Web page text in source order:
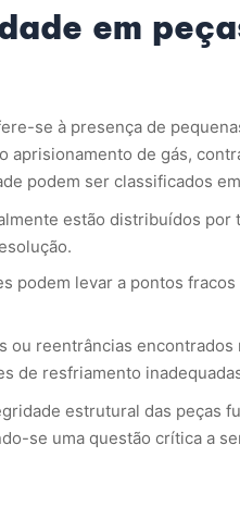
em
se à presença de
de gás,
podem ser classificados
estão distribuídos
podem levar a pontos
ou reentrâncias
de resfriamento
estrutural das peças
se uma questão crítica a